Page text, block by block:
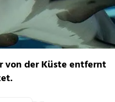
von der Küste entfernt